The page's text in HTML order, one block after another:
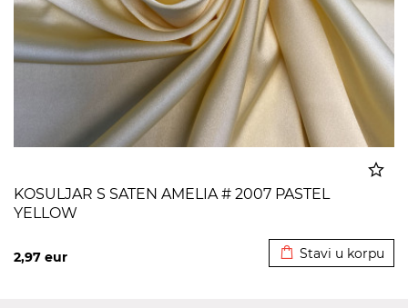
KOSULJAR S SATEN AMELIA # 2007 PASTEL
YELLOW
2,97 eur Stavi u korpu